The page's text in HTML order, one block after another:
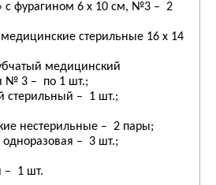
с фурагином 6 х 10 см, №3 – 2
стерильные 16 х 14
медицинский
№ 3 – по 1 шт.;
стерильный – 1 шт.;
нестерильные – 2 пары;
– 3 шт.;
– 1 шт.